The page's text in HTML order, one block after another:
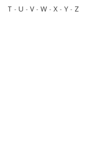
T - U - V- W - X - Y - Z